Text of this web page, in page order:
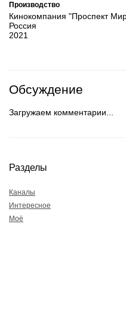
Производство
Кинокомпания "Проспект
Россия
2021
Обсуждение
Загружаем комментарии...
Разделы
Каналы
Интересное
Моё